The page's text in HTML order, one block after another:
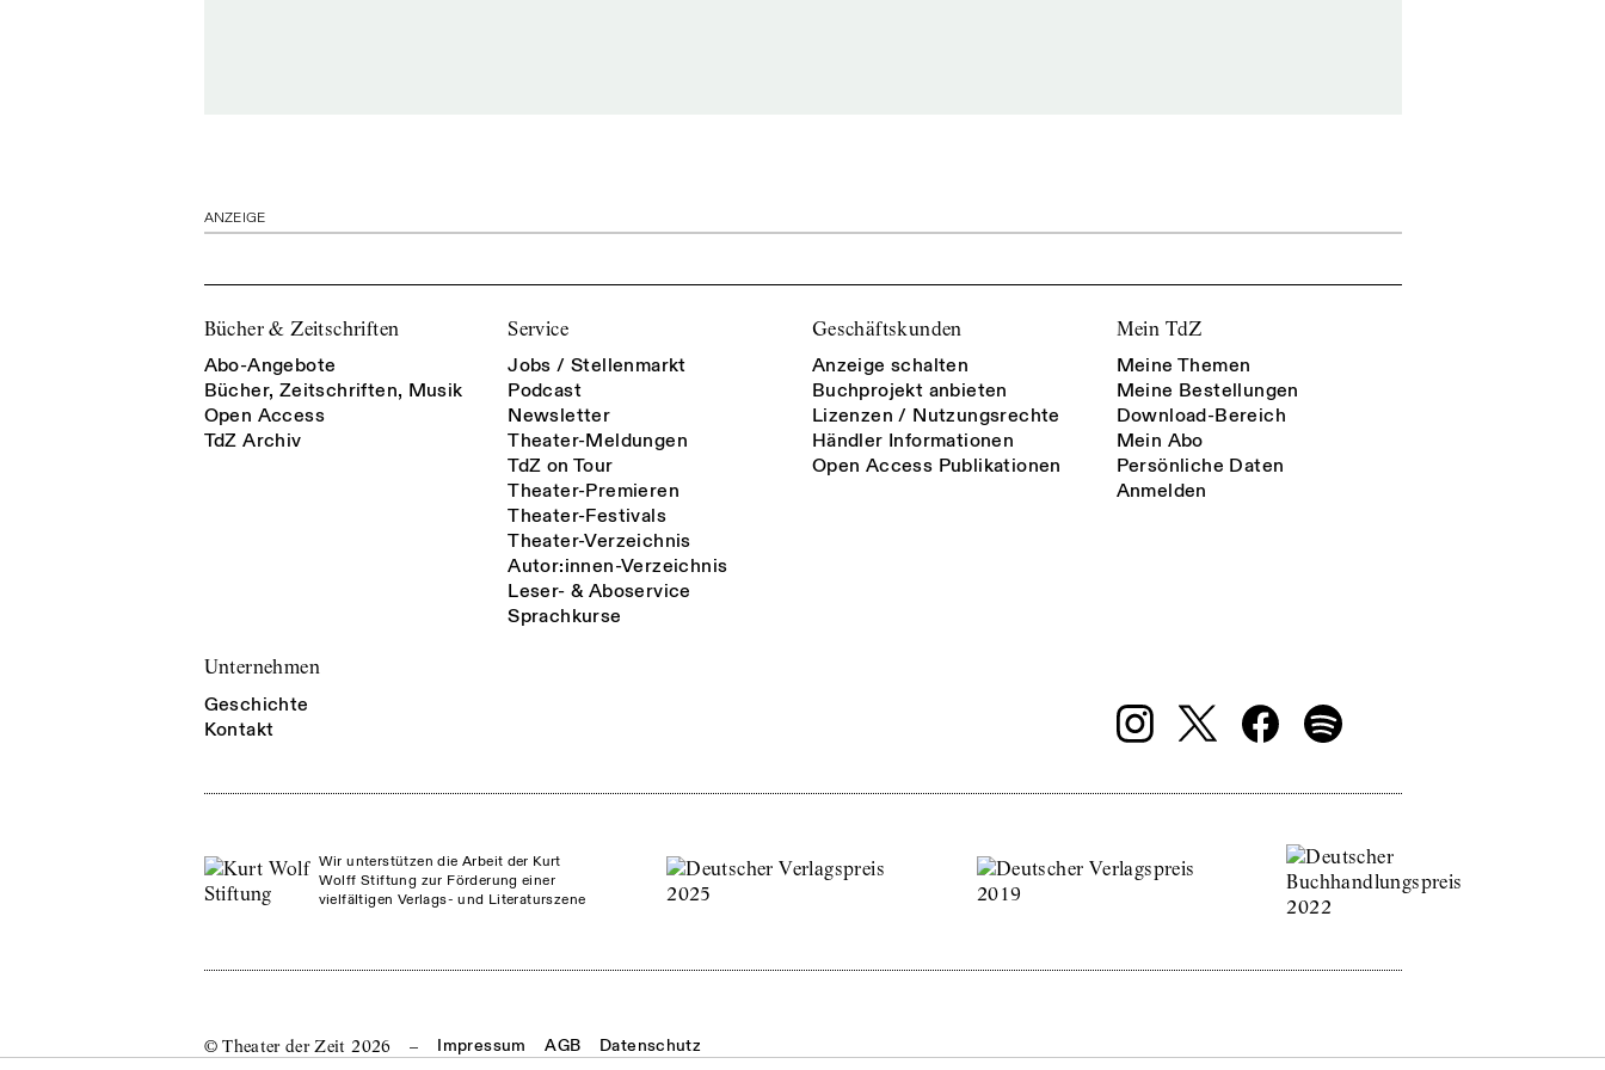
ANZEIGE
Bücher & Zeitschriften
Abo-Angebote
Bücher, Zeitschriften, Musik
Open Access
TdZ Archiv
Service
Jobs / Stellenmarkt
Podcast
Newsletter
Theater-Meldungen
TdZ on Tour
Theater-Premieren
Theater-Festivals
Theater-Verzeichnis
Autor:innen-Verzeichnis
Leser- & Aboservice
Sprachkurse
Geschäftskunden
Anzeige schalten
Buchprojekt anbieten
Lizenzen / Nutzungsrechte
Händler Informationen
Open Access Publikationen
Mein TdZ
Meine Themen
Meine Bestellungen
Download-Bereich
Mein Abo
Persönliche Daten
Anmelden
Unternehmen
Geschichte
Kontakt
Wir unterstützen die Arbeit der Kurt
Wolff Stiftung zur Förderung einer
vielfältigen Verlags- und Literaturszene
© Theater der Zeit2026 – Impressum AGB Datenschutz